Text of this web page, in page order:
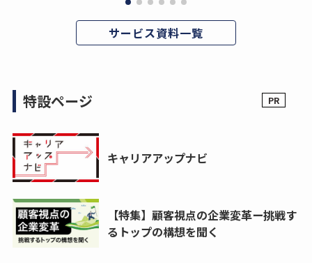
サービス資料一覧
特設ページ
キャリアアップナビ
【特集】顧客視点の企業変革ー挑戦す
るトップの構想を聞く